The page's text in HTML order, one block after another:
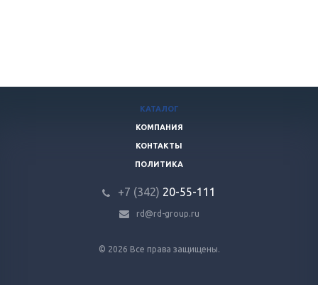
© 2026 Все права защищены.
КАТАЛОГ
КОМПАНИЯ
КОНТАКТЫ
ПОЛИТИКА
+7 (342) 20-55-111
rd@rd-group.ru